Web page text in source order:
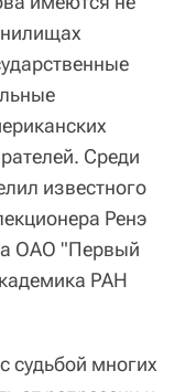
Среди
известного
Ренэ
ОАО "Первый
РАН
судьбой многих